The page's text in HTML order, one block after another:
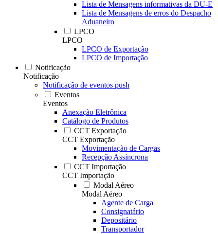
Lista de Mensagens informativas da DU-E
Lista de Mensagens de erros do Despacho
Aduaneiro
LPCO
LPCO
LPCO de Exportação
LPCO de Importação
Notificação
Notificação
Notificação de eventos push
Eventos
Eventos
Anexação Eletrônica
Catálogo de Produtos
CCT Exportação
CCT Exportação
Movimentação de Cargas
Recepção Assíncrona
CCT Importação
CCT Importação
Modal Aéreo
Modal Aéreo
Agente de Carga
Consignatário
Depositário
Transportador